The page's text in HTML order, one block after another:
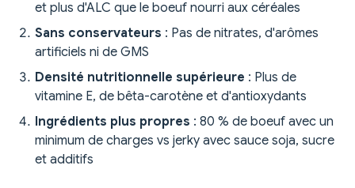
et plus d'ALC que le boeuf nourri aux céréales
Sans conservateurs : Pas de nitrates, d'arômes
artificiels ni de GMS
Densité nutritionnelle supérieure : Plus de
vitamine E, de bêta-carotène et d'antioxydants
Ingrédients plus propres : 80 % de boeuf avec un
minimum de charges vs jerky avec sauce soja, sucre
et additifs